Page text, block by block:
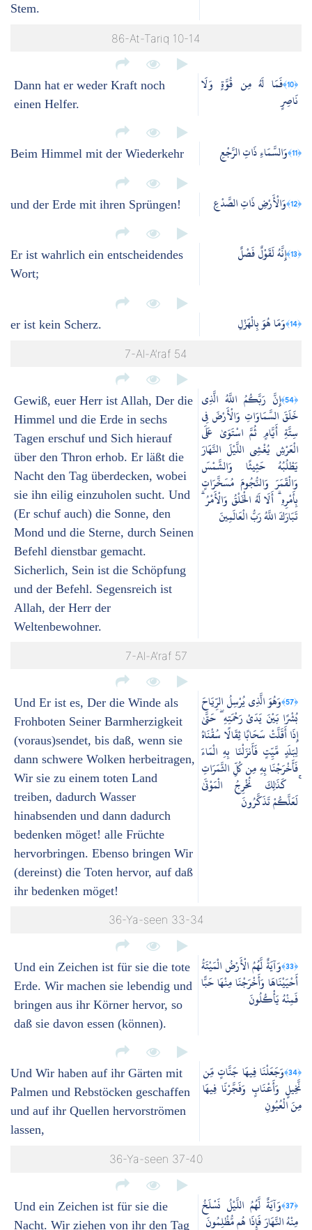
Stem.
86-At-Tariq 10-14
Dann hat er weder Kraft noch
einen Helfer.
﴿10﴾
فَمَا لَهُ مِن قُوَّةٍ وَلَا
نَاصِرٍ
Beim Himmel mit der Wiederkehr ﴿11﴾ وَالسَّمَاءِ ذَاتِ الرَّجْعِ
und der Erde mit ihren Sprüngen! ﴿12﴾ وَالْأَرْضِ ذَاتِ الصَّدْعِ
Er ist wahrlich ein entscheidendes
Wort;
﴿13﴾ إِنَّهُ لَقَوْلٌ فَصْلٌ
er ist kein Scherz. ﴿14﴾ وَمَا هُوَ بِالْهَزْلِ
7-Al-A’raf 54
Gewiß, euer Herr ist Allah, Der die
Himmel und die Erde in sechs
Tagen erschuf und Sich hierauf
über den Thron erhob. Er läßt die
Nacht den Tag überdecken, wobei
sie ihn eilig einzuholen sucht. Und
(Er schuf auch) die Sonne, den
Mond und die Sterne, durch Seinen
Befehl dienstbar gemacht.
Sicherlich, Sein ist die Schöpfung
und der Befehl. Segensreich ist
Allah, der Herr der
Weltenbewohner.
﴿54﴾
إِنَّ رَبَّكُمُ اللَّهُ الَّذِي
خَلَقَ السَّمَاوَاتِ وَالْأَرْضَ فِي
سِتَّةِ أَيَّامٍ ثُمَّ اسْتَوَىٰ عَلَى
الْعَرْشِ يُغْشِي اللَّيْلَ النَّهَارَ
يَطْلُبُهُ حَثِيثًا وَالشَّمْسَ
وَالْقَمَرَ وَالنُّجُومَ مُسَخَّرَاتٍ
بِأَمْرِهِ ۗ أَلَا لَهُ الْخَلْقُ وَالْأَمْرُ ۗ
تَبَارَكَ اللَّهُ رَبُّ الْعَالَمِينَ
7-Al-A’raf 57
Und Er ist es, Der die Winde als
Frohboten Seiner Barmherzigkeit
(voraus)sendet, bis daß, wenn sie
dann schwere Wolken herbeitragen,
Wir sie zu einem toten Land
treiben, dadurch Wasser
hinabsenden und dann dadurch
bedenken möget! alle Früchte
hervorbringen. Ebenso bringen Wir
(dereinst) die Toten hervor, auf daß
ihr bedenken möget!
﴿57﴾
وَهُوَ الَّذِي يُرْسِلُ الرِّيَاحَ
بُشْرًا بَيْنَ يَدَيْ رَحْمَتِهِ ۖ حَتَّىٰ
إِذَا أَقَلَّتْ سَحَابًا ثِقَالًا سُقْنَاهُ
لِبَلَدٍ مَّيِّتٍ فَأَنزَلْنَا بِهِ الْمَاءَ
فَأَخْرَجْنَا بِهِ مِن كُلِّ الثَّمَرَاتِ
ۚ كَذَٰلِكَ نُخْرِجُ الْمَوْتَىٰ
لَعَلَّكُمْ تَذَكَّرُونَ
36-Ya-seen 33-34
Und ein Zeichen ist für sie die tote
Erde. Wir machen sie lebendig und
bringen aus ihr Körner hervor, so
daß sie davon essen (können).
﴿33﴾
وَآيَةٌ لَّهُمُ الْأَرْضُ الْمَيْتَةُ
أَحْيَيْنَاهَا وَأَخْرَجْنَا مِنْهَا حَبًّا
فَمِنْهُ يَأْكُلُونَ
Und Wir haben auf ihr Gärten mit
Palmen und Rebstöcken geschaffen
und auf ihr Quellen hervorströmen
lassen,
﴿34﴾
وَجَعَلْنَا فِيهَا جَنَّاتٍ مِّن
نَّخِيلٍ وَأَعْنَابٍ وَفَجَّرْنَا فِيهَا
مِنَ الْعُيُونِ
36-Ya-seen 37-40
Und ein Zeichen ist für sie die
Nacht. Wir ziehen von ihr den Tag
﴿37﴾
وَآيَةٌ لَّهُمُ اللَّيْلُ نَسْلَخُ
مِنْهُ النَّهَارَ فَإِذَا هُم مُّظْلِمُونَ